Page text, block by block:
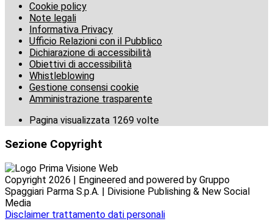
Cookie policy
Note legali
Informativa Privacy
Ufficio Relazioni con il Pubblico
Dichiarazione di accessibilità
Obiettivi di accessibilità
Whistleblowing
Gestione consensi cookie
Amministrazione trasparente
Pagina visualizzata 1269 volte
Sezione Copyright
Copyright 2026 | Engineered and powered by Gruppo
Spaggiari Parma S.p.A. | Divisione Publishing & New Social
Media
Disclaimer trattamento dati personali